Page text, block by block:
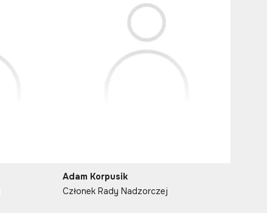
Adam Korpusik
Członek Rady Nadzorczej